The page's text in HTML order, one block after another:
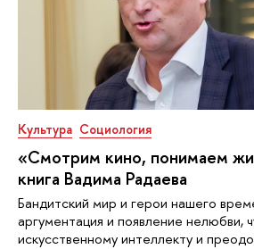
Культура Социология
«Смотрим кино, понимаем
книга Вадима Радаева
Бандитский мир и герои нашего
аргументация и появление нелюбви,
искусственному интеллекту и